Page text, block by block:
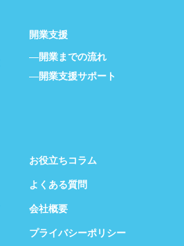
開業支援
開業までの流れ
開業支援サポート
お役立ちコラム
よくある質問
会社概要
プライバシーポリシー